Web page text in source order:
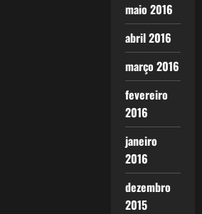
maio 2016
abril 2016
março 2016
fevereiro
2016
janeiro
2016
dezembro
2015